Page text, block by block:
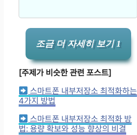
조금 더 자세히 보기 1
[주제가 비슷한 관련 포스트]
스마트폰 내부저장소 최적화하는
4가지 방법
스마트폰 내부저장소 최적화 방
법: 용량 확보와 성능 향상의 비결